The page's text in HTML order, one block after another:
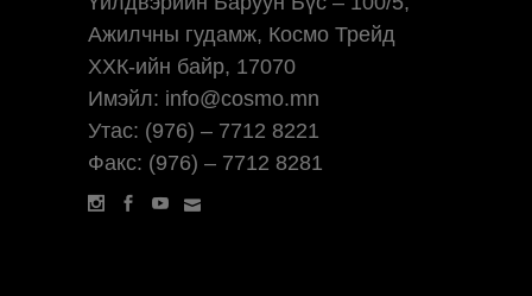
Ажилчны гудамж, Космо Трейд
ХХК-ийн байр, 17070
Имэйл: info@cosmo.mn
Утас: (976) – 7712 8221
Факс: (976) – 7712 8281